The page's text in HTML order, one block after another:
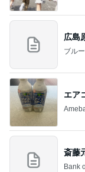
広島
ブル
エア
斎藤
Bank